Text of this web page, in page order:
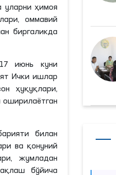
уларни ҳимоя
оммавий
биргаликда
июнь куни
Ички ишлар
ҳуқуқлари,
билан
ва қонуний
жумладан
бўйича